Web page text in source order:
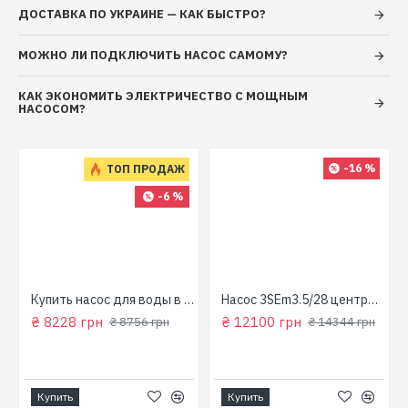
ДОСТАВКА ПО УКРАИНЕ — КАК БЫСТРО?
МОЖНО ЛИ ПОДКЛЮЧИТЬ НАСОС САМОМУ?
КАК ЭКОНОМИТЬ ЭЛЕКТРИЧЕСТВО С МОЩНЫМ
НАСОСОМ?
ТОП ПРОДАЖ
-6 %
Купить насос для воды в колодец (800 Вт, напор: 43м, производит: 90 л/мин) GARDEN 1000-4-Robot "NPO"
₴ 8228 грн ₴ 8756 грн
Купить
-16 %
Насос 3SEm3.5/28 центробежный скважинный 1,5кВт Н107м 90л/мин Ø80мм Aquatica Dongyin 777395
₴ 12100 грн ₴ 14344 грн
Купить